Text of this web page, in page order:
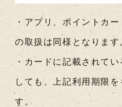
・アプリ、ポイントカ
の取扱は同様となります
・カードに記載されて
しても、上記利用期限
す。